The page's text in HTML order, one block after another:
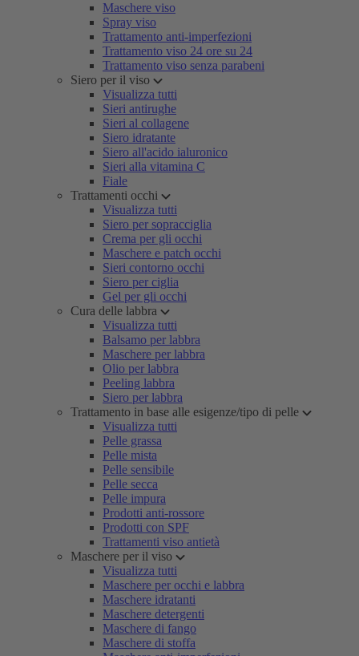
Maschere viso
Spray viso
Trattamento anti-imperfezioni
Trattamento viso 24 ore su 24
Trattamento viso senza parabeni
Siero per il viso
Visualizza tutti
Sieri antirughe
Sieri al collagene
Siero idratante
Siero all'acido ialuronico
Sieri alla vitamina C
Fiale
Trattamenti occhi
Visualizza tutti
Siero per sopracciglia
Crema per gli occhi
Maschere e patch occhi
Sieri contorno occhi
Siero per ciglia
Gel per gli occhi
Cura delle labbra
Visualizza tutti
Balsamo per labbra
Maschere per labbra
Olio per labbra
Peeling labbra
Siero per labbra
Trattamento in base alle esigenze/tipo di pelle
Visualizza tutti
Pelle grassa
Pelle mista
Pelle sensibile
Pelle secca
Pelle impura
Prodotti anti-rossore
Prodotti con SPF
Trattamenti viso antietà
Maschere per il viso
Visualizza tutti
Maschere per occhi e labbra
Maschere idratanti
Maschere detergenti
Maschere di fango
Maschere di stoffa